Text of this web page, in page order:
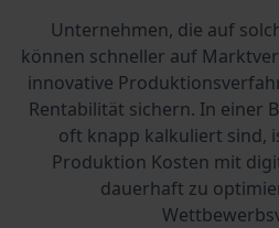
Unternehmen, die auf
können schneller auf
innovative
Rentabilität sichern. In einer
oft knapp kalkuliert sind,
Produktion Kosten mit
dauerhaft zu